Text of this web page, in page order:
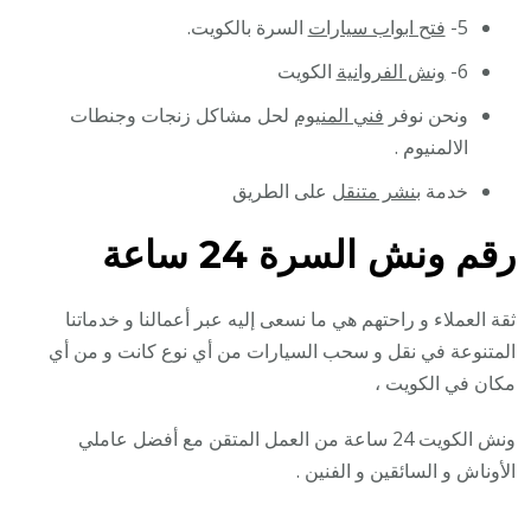
5- فتح ابواب سيارات السرة بالكويت.
6- ونش الفروانية الكويت
ونحن نوفر فني المنيوم لحل مشاكل زنجات وجنطات
الالمنيوم .
خدمة بنشر متنقل على الطريق
رقمونش السرة 24 ساعة
ثقة العملاء و راحتهم هي ما نسعى إليه عبر أعمالنا و خدماتنا
المتنوعة في نقل و سحب السيارات من أي نوع كانت و من أي
مكان في الكويت ،
ونش الكويت 24 ساعة من العمل المتقن مع أفضل عاملي
الأوناش و السائقين و الفنين .